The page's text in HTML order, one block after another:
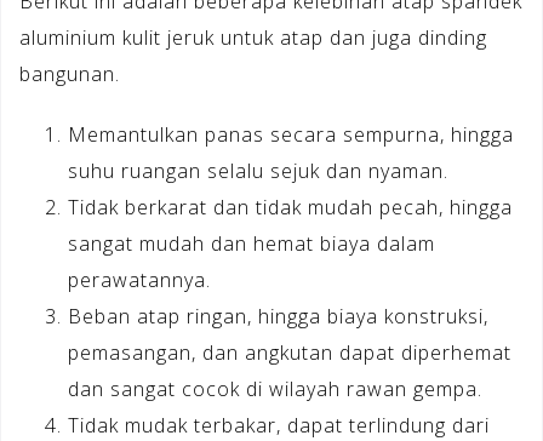
aluminium kulit jeruk untuk atap dan juga dinding
bangunan.
Memantulkan panas secara sempurna, hingga
suhu ruangan selalu sejuk dan nyaman.
Tidak berkarat dan tidak mudah pecah, hingga
sangat mudah dan hemat biaya dalam
perawatannya.
Beban atap ringan, hingga biaya konstruksi,
pemasangan, dan angkutan dapat diperhemat
dan sangat cocok di wilayah rawan gempa.
Tidak mudak terbakar, dapat terlindung dari